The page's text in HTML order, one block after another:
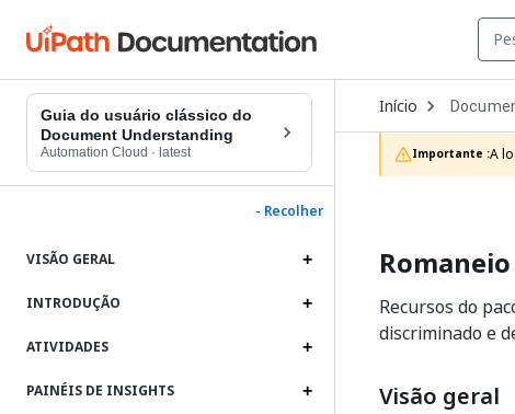
Guia do usuário clássico do
Document Understanding
Automation Cloud · latest
- Recolher
VISÃO GERAL
INTRODUÇÃO
ATIVIDADES
PAINÉIS DE INSIGHTS
Início Open
to
choose
product
Importante :A
Recursos do
discriminado e
Visão geral